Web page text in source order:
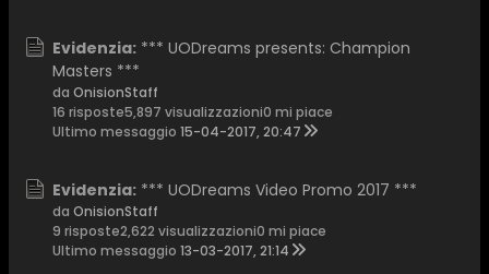
Evidenzia: *** UODreams presents: Champion
Masters ***
da OnisionStaff
16 risposte5,897 visualizzazioni0 mi piace
Ultimo messaggio 15-04-2017, 20:47
Evidenzia: *** UODreams Video Promo 2017 ***
da OnisionStaff
9 risposte2,622 visualizzazioni0 mi piace
Ultimo messaggio 13-03-2017, 21:14